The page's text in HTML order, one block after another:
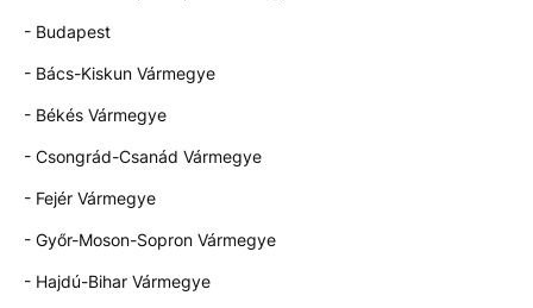
- Budapest
- Bács-Kiskun Vármegye
- Békés Vármegye
- Csongrád-Csanád Vármegye
- Fejér Vármegye
- Győr-Moson-Sopron Vármegye
- Hajdú-Bihar Vármegye